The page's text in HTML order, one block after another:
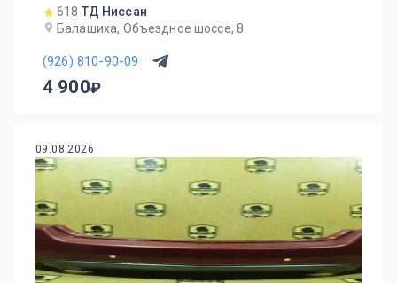
618 ТД Ниссан
Балашиха, Объездное шоссе, 8
(926) 810-90-09
4 900
09.08.2026